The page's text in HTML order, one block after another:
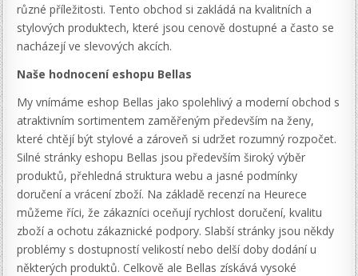
různé příležitosti. Tento obchod si zakládá na kvalitních a
stylových produktech, které jsou cenově dostupné a často se
nacházejí ve slevových akcích.
Naše hodnocení eshopu Bellas
My vnímáme eshop Bellas jako spolehlivý a moderní obchod s
atraktivním sortimentem zaměřeným především na ženy,
které chtějí být stylové a zároveň si udržet rozumný rozpočet.
Silné stránky eshopu Bellas jsou především široký výběr
produktů, přehledná struktura webu a jasné podmínky
doručení a vrácení zboží. Na základě recenzí na Heurece
můžeme říci, že zákazníci oceňují rychlost doručení, kvalitu
zboží a ochotu zákaznické podpory. Slabší stránky jsou někdy
problémy s dostupností velikostí nebo delší doby dodání u
některých produktů. Celkově ale Bellas získává vysoké